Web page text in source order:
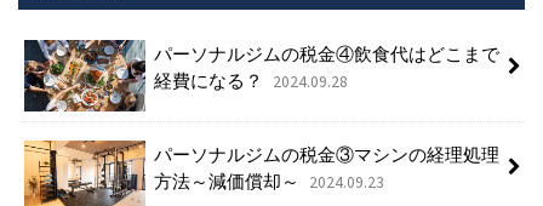
パーソナルジムの税金④飲食代はどこまで
経費になる？
2024.09.28
パーソナルジムの税金③マシンの経理処理
方法～減価償却～
2024.09.23